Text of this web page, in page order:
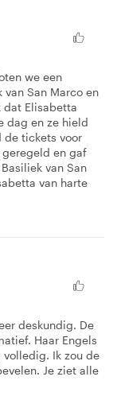
we een
San Marco en
dat Elisabetta
dag en ze hield
de tickets voor
en gaf
van San
van harte
deskundig. De
Haar Engels
volledig. Ik zou de
Je ziet alle